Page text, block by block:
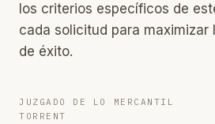
los criterios específicos de
cada solicitud para maximizar
de éxito.
JUZGADO DE LO MERCANTIL
TORRENT